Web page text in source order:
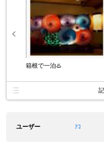
箱根で一泊♨️
ユーザー ｱｺ